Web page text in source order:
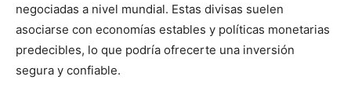
negociadas a nivel mundial. Estas divisas suelen
asociarse con economías estables y políticas monetarias
predecibles, lo que podría ofrecerte una inversión
segura y confiable.